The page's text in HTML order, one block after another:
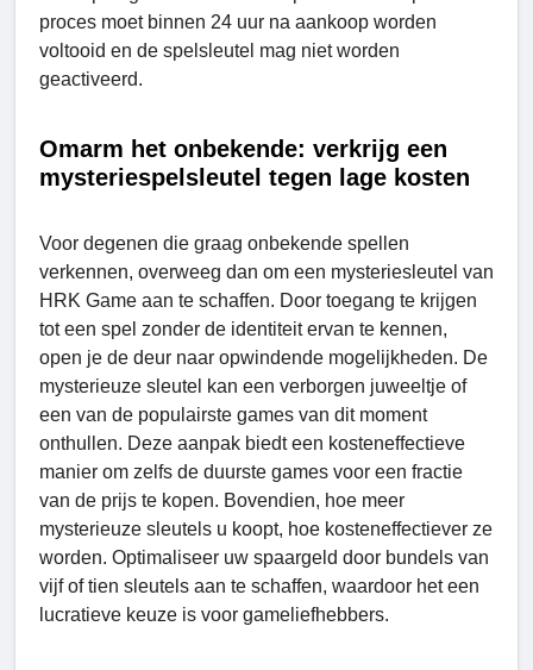
proces moet binnen 24 uur na aankoop worden
voltooid en de spelsleutel mag niet worden
geactiveerd.
Omarm het onbekende: verkrijg een
mysteriespelsleutel tegen lage kosten
Voor degenen die graag onbekende spellen
verkennen, overweeg dan om een mysteriesleutel van
HRK Game aan te schaffen. Door toegang te krijgen
tot een spel zonder de identiteit ervan te kennen,
open je de deur naar opwindende mogelijkheden. De
mysterieuze sleutel kan een verborgen juweeltje of
een van de populairste games van dit moment
onthullen. Deze aanpak biedt een kosteneffectieve
manier om zelfs de duurste games voor een fractie
van de prijs te kopen. Bovendien, hoe meer
mysterieuze sleutels u koopt, hoe kosteneffectiever ze
worden. Optimaliseer uw spaargeld door bundels van
vijf of tien sleutels aan te schaffen, waardoor het een
lucratieve keuze is voor gameliefhebbers.